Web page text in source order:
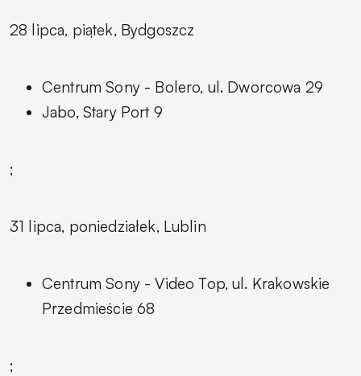
28 lipca, piątek, Bydgoszcz
Centrum Sony - Bolero, ul. Dworcowa 29
Jabo, Stary Port 9
;
31 lipca, poniedziałek, Lublin
Centrum Sony - Video Top, ul. Krakowskie
Przedmieście 68
;